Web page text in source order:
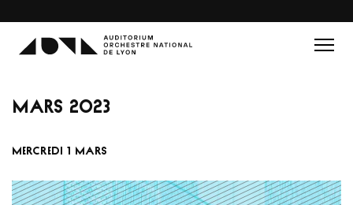
Menu
MARS 2023
MERCREDI 1 MARS